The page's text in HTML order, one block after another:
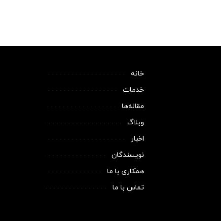
خانه
خدمات
مقاله‌ها
وبلاگ
اخبار
نویسندگان
همکاری با ما
تماس با ما